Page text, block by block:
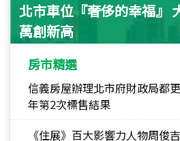
北市車位『奢侈的幸福』
萬創新高
房市精選
信義房屋辦理北市府財政局都
年第2次標售結果
《住展》百大影響力人物周